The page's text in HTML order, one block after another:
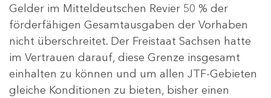
Gelder im Mitteldeutschen Revier 50 % der
förderfähigen Gesamtausgaben der Vorhaben
nicht überschreitet. Der Freistaat Sachsen hatte
im Vertrauen darauf, diese Grenze insgesamt
einhalten zu können und um allen JTF-Gebieten
gleiche Konditionen zu bieten, bisher einen